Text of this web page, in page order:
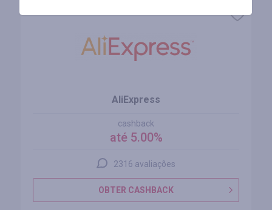
AliExpress
cashback
até 5.00%
2316 avaliações
OBTER CASHBACK